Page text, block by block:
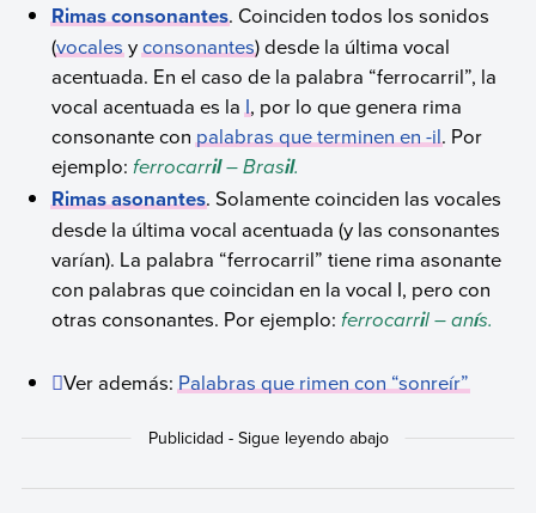
Rimas consonantes. Coinciden todos los sonidos
(vocalesyconsonantes) desde la última vocal
acentuada. En el caso de la palabra “ferrocarril”, la
vocal acentuada es laI, por lo que genera rima
consonante conpalabras que terminen en -il. Por
ejemplo: ferrocarril– Brasil.
Rimas asonantes. Solamente coinciden las vocales
desde la última vocal acentuada (y las consonantes
varían). La palabra “ferrocarril” tiene rima asonante
con palabras que coincidan en la vocal I, pero con
otras consonantes. Por ejemplo: ferrocarril – anís.
Ver además:Palabras que rimen con “sonreír”